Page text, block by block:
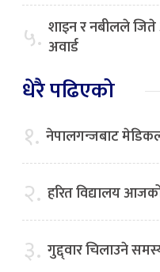
५. शाइन र नबीलले
अवार्ड
धेरै पढिएको
१. नेपालगन्जबाट
२. हरित विद्यालय
३. गुद्द्वार चिलाउने